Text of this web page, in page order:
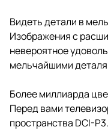
Видеть детали в
Изображения с
невероятное
мельчайшими
Более миллиарда
Перед вами
пространства DCI-